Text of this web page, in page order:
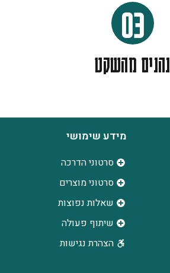
03
נהנים מהשקט
מידע שימושי
סרטוני הדרכה
סרטוני מוצרים
שאלות נפוצות
שיתוף פעולה
הצהרת נגישות